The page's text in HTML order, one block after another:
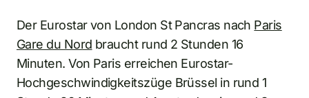
Der Eurostar von London St Pancras nach Paris
Gare du Nord braucht rund 2 Stunden 16
Minuten. Von Paris erreichen Eurostar-
Hochgeschwindigkeitszüge Brüssel in rund 1